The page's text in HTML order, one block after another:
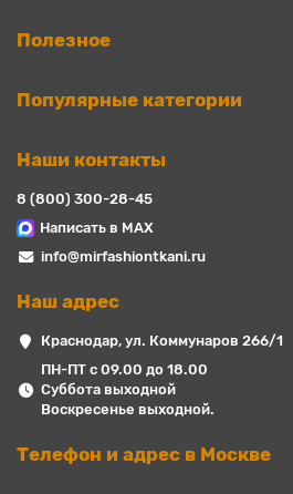
Полезное
Популярные категории
Наши контакты
8 (800) 300-28-45
Написать в MAX
info@mirfashiontkani.ru
Наш адрес
Краснодар, ул. Коммунаров 266/1
ПН-ПТ с 09.00 до 18.00
Суббота выходной
Воскресенье выходной.
Телефон и адрес в Москве